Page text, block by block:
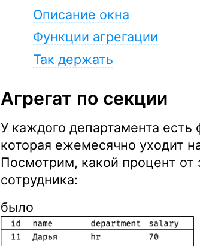
Описание окна
Функции агрегации
Так держать
Агрегат по секции
У каждого департамента
которая ежемесячно уходит
Посмотрим, какой процент от
сотрудника:
было